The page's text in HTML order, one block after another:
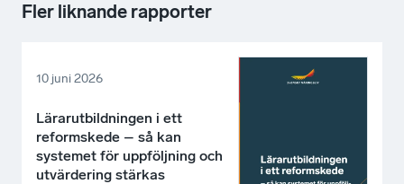
Fler liknande rapporter
10 juni 2026
Lärarutbildningen i ett
reformskede – så kan
systemet för uppföljning och
utvärdering stärkas